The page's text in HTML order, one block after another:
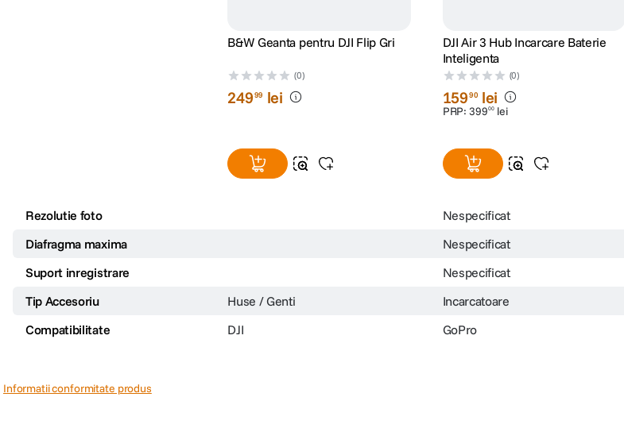
B&W Geanta pentru DJI Flip Gri
(0)
24999 lei
DJI Air 3 Hub Incarcare Baterie
Inteligenta
(0)
15990 lei
PRP: 39900 lei
Rezolutie foto Nespecificat
Diafragma maxima
Nespecificat
Suport inregistrare
Nespecificat
Tip Accesoriu
Huse / Genti Incarcatoare
Compatibilitate
DJI GoPro
Informatii conformitate produs